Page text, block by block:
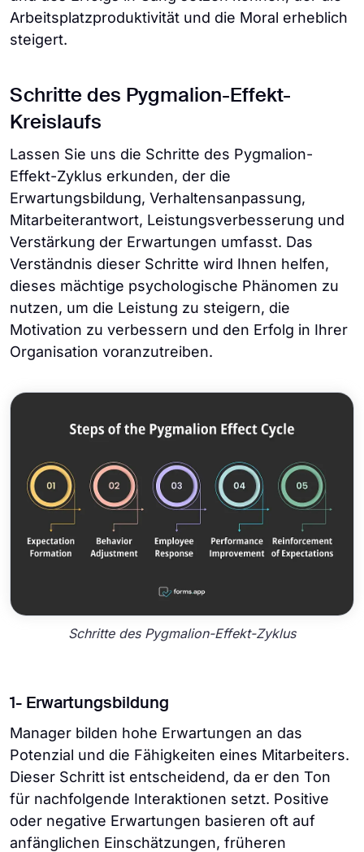
Arbeitsplatzproduktivität und die Moral erheblich
steigert.
Schritte des Pygmalion-Effekt-
Kreislaufs
Lassen Sie uns die Schritte des Pygmalion-
Effekt-Zyklus erkunden, der die
Erwartungsbildung, Verhaltensanpassung,
Mitarbeiterantwort, Leistungsverbesserung und
Verstärkung der Erwartungen umfasst. Das
Verständnis dieser Schritte wird Ihnen helfen,
dieses mächtige psychologische Phänomen zu
nutzen, um die Leistung zu steigern, die
Motivation zu verbessern und den Erfolg in Ihrer
Organisation voranzutreiben.
Schritte des Pygmalion-Effekt-Zyklus
1- Erwartungsbildung
Manager bilden hohe Erwartungen an das
Potenzial und die Fähigkeiten eines Mitarbeiters.
Dieser Schritt ist entscheidend, da er den Ton
für nachfolgende Interaktionen setzt. Positive
oder negative Erwartungen basieren oft auf
anfänglichen Einschätzungen, früheren